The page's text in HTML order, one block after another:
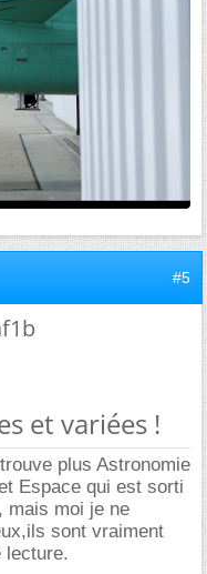
#5
et variées !
plus Astronomie
Espace qui est sorti
mais moi je ne
sont vraiment
lecture.